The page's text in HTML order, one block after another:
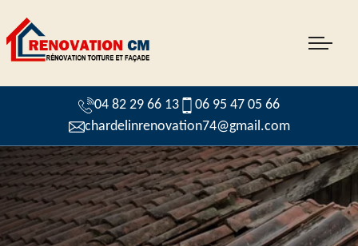
04 82 29 66 13
06 95 47 05 66
chardelinrenovation74@gmail.com